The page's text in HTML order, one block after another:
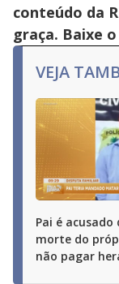
conteúdo da
graça. Baixe
VEJA
Pai é
morte do
não pagar